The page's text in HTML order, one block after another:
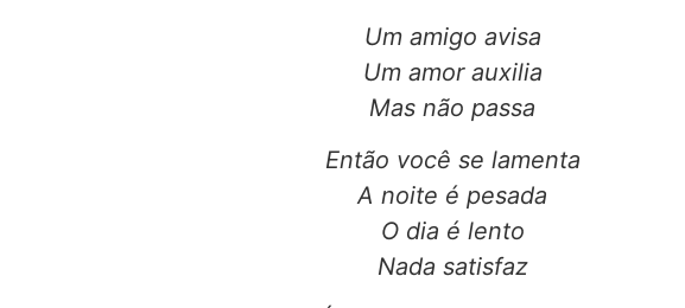
Um amigo avisa
Um amor auxilia
Mas não passa
Então você se lamenta
A noite é pesada
O dia é lento
Nada satisfaz